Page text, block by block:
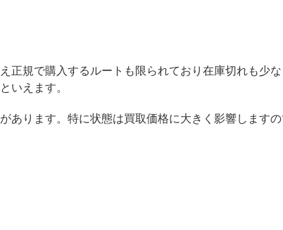
正規で購入するルートも限られており在庫切れも少
いえます。
ります。特に状態は買取価格に大きく影響します